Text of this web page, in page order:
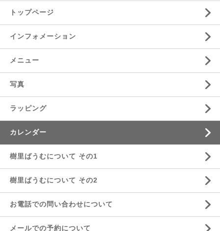
トップページ
インフォメーション
メニュー
写真
ラッピング
カレンダー
樹里ばうむについて その1
樹里ばうむについて その2
お電話での問い合わせについて
メールでの予約について